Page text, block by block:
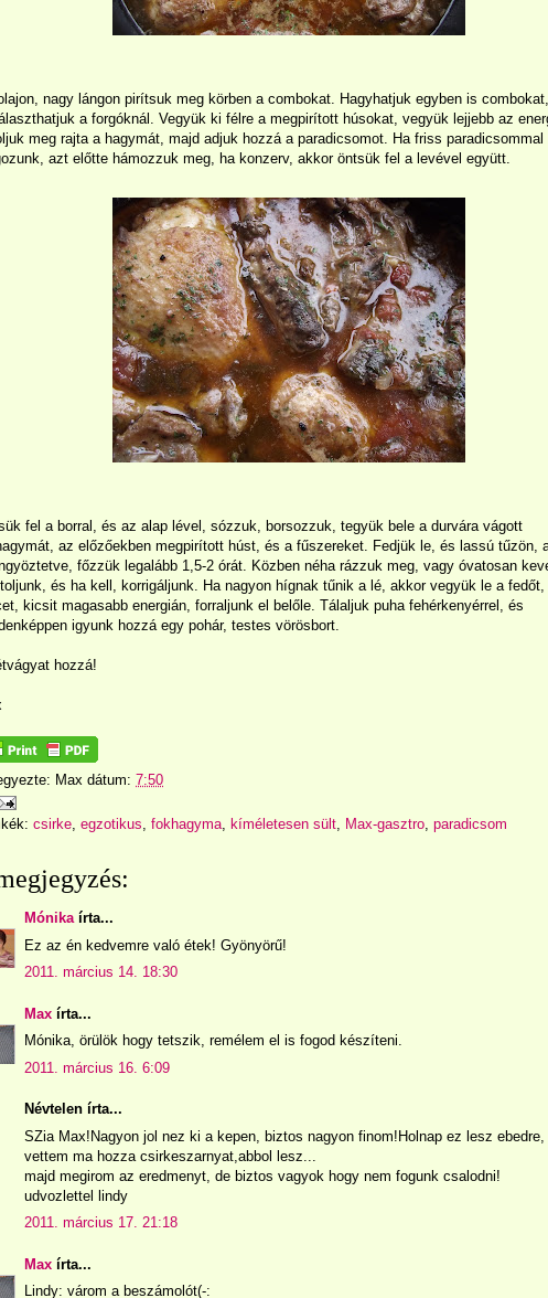
nagy lángon pirítsuk meg körben a combokat. Hagyhatjuk egyben is
a forgóknál. Vegyük ki félre a megpirított húsokat, vegyük lejjebb az
meg rajta a hagymát, majd adjuk hozzá a paradicsomot. Ha friss paradicsommal
azt előtte hámozzuk meg, ha konzerv, akkor öntsük fel a levével együtt.
fel a borral, és az alap lével, sózzuk, borsozzuk, tegyük bele a durvára vágott
az előzőekben megpirított húst, és a fűszereket. Fedjük le, és lassú tűzön,
főzzük legalább 1,5-2 órát. Közben néha rázzuk meg, vagy óvatosan
és ha kell, korrigáljunk. Ha nagyon hígnak tűnik a lé, akkor vegyük le a fedőt,
kicsit magasabb energián, forraljunk el belőle. Tálaljuk puha fehérkenyérrel, és
igyunk hozzá egy pohár, testes vörösbort.
hozzá!
Max dátum: 7:50
csirke, egzotikus, fokhagyma, kíméletesen sült, Max-gasztro, paradicsom
Mónikaírta...
Ez az én kedvemre való étek! Gyönyörű!
2011. március 14. 18:30
Max írta...
Mónika, örülök hogy tetszik, remélem el is fogod készíteni.
2011. március 16. 6:09
Névtelen írta...
SZia Max!Nagyon jol nez ki a kepen, biztos nagyon finom!Holnap ez lesz ebedre,
vettem ma hozza csirkeszarnyat,abbol lesz...
majd megirom az eredmenyt, de biztos vagyok hogy nem fogunk csalodni!
udvozlettel lindy
2011. március 17. 21:18
Max írta...
Lindy: várom a beszámolót(-: